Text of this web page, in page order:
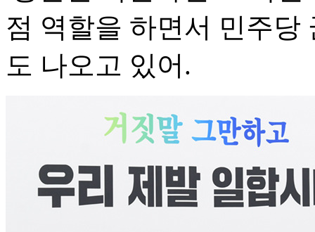
점 역할을 하면서 민주당
도 나오고 있어.